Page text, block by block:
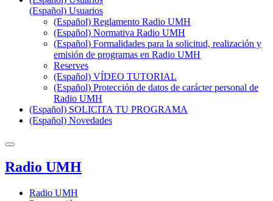
(Español) Usuarios
(Español) Reglamento Radio UMH
(Español) Normativa Radio UMH
(Español) Formalidades para la solicitud, realización y
emisión de programas en Radio UMH
Reserves
(Español) VÍDEO TUTORIAL
(Español) Protección de datos de carácter personal de
Radio UMH
(Español) SOLICITA TU PROGRAMA
(Español) Novedades
Radio UMH
Radio UMH